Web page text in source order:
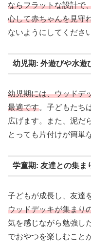
ならフラットな設計で
心して赤ちゃんを見守
ないようにしてくださ
幼児期: 外遊びや水遊
幼児期には、ウッドデ
最適です。子どもたち
広げます。また、泥だ
とっても片付けが簡単
学童期: 友達との集ま
子どもが成長し、友達
ウッドデッキが集まり
気を感じながら勉強し
でおやつを楽しむこと